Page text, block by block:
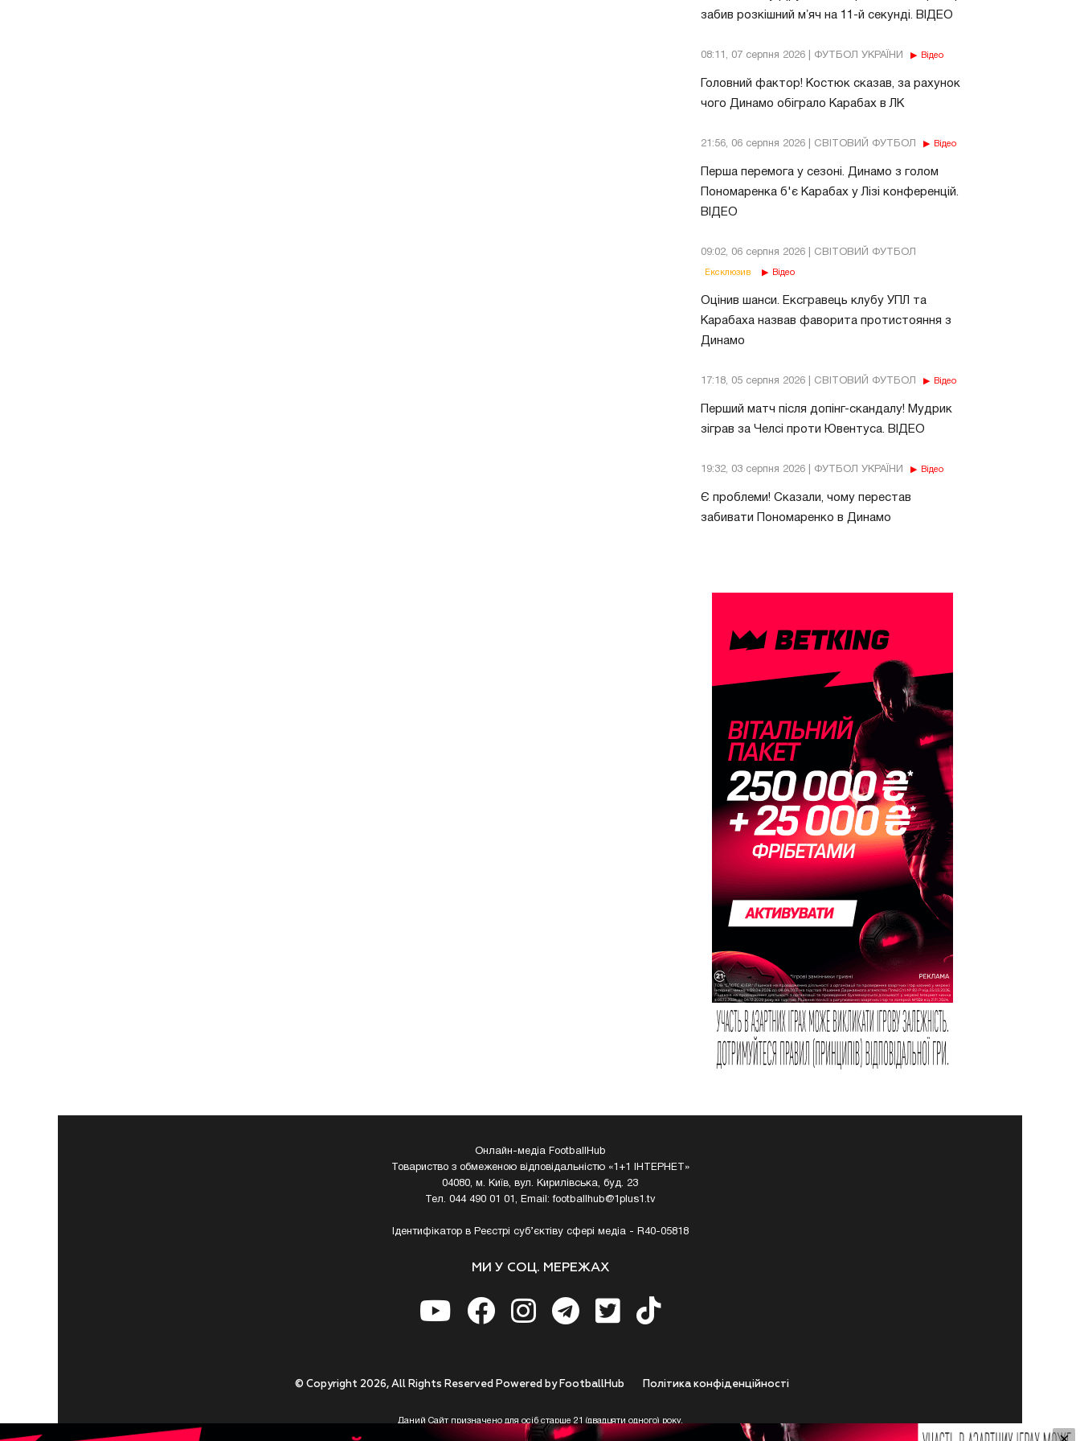
забив розкішний мʼяч на 11-й секунді. ВІДЕО
08:11, 07 серпня 2026 | ФУТБОЛ УКРАЇНИ Відео
Головний фактор! Костюк сказав, за рахунок
чого Динамо обіграло Карабах в ЛК
21:56, 06 серпня 2026 | СВІТОВИЙ ФУТБОЛ Відео
Перша перемога у сезоні. Динамо з голом
Пономаренка б'є Карабах у Лізі конференцій.
ВІДЕО
09:02, 06 серпня 2026 | СВІТОВИЙ ФУТБОЛ
Ексклюзив Відео
Оцінив шанси. Ексгравець клубу УПЛ та
Карабаха назвав фаворита протистояння з
Динамо
17:18, 05 серпня 2026 | СВІТОВИЙ ФУТБОЛ Відео
Перший матч після допінг-скандалу! Мудрик
зіграв за Челсі проти Ювентуса. ВІДЕО
19:32, 03 серпня 2026 | ФУТБОЛ УКРАЇНИ Відео
Є проблеми! Сказали, чому перестав
забивати Пономаренко в Динамо
Онлайн-медіа FootballHub
Товариство з обмеженою відповідальністю «1+1 ІНТЕРНЕТ»
04080, м. Київ, вул. Кирилівська, буд. 23
Тел. 044 490 01 01, Email:footballhub@1plus1.tv
Ідентифікатор в Реєстрі суб’єктіву сфері медіа - R40-05818
МИ У СОЦ. МЕРЕЖАХ
Полiтика конфiденцiйностi
© Copyright 2026, All Rights Reserved Powered by FootballHub
Даний Сайт призначено для осіб старше 21 (двадцяти одного) року.
Приступаючи до використання https://footballhub.ua, Користувач цим підтверджує, що досяг 21-річного віку.